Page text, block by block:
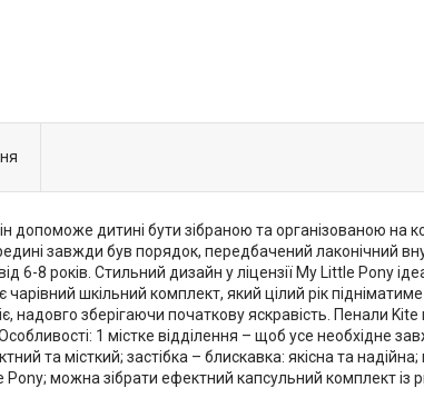
дитині бути зібраною та організованою на
завжди був порядок, передбачений лаконічний
8 років. Стильний дизайн у ліцензії My Little Pony
шкільний комплект, який цілий рік
надовго зберігаючи початкову яскравість. Пенали
1 містке відділення – щоб усе необхідне
та місткий; застібка – блискавка: якісна та надійна;
можна зібрати ефектний капсульний комплект із